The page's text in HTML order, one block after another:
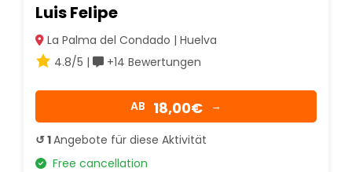
Luis Felipe
La Palma del Condado | Huelva
4.8/5 |
+14 Bewertungen
AB 18,00€ →
↺ 1Angebote für diese Aktivität
Free cancellation